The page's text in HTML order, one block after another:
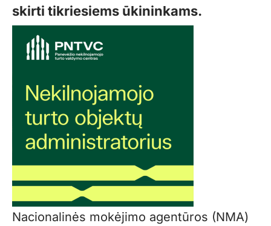
skirti tikriesiems ūkininkams.
Nacionalinės mokėjimo agentūros (NMA)